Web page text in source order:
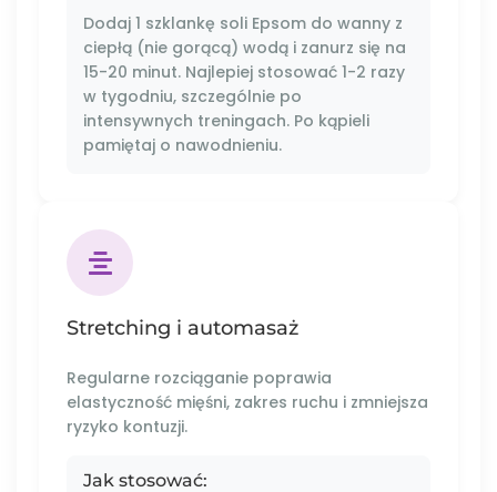
Dodaj 1 szklankę soli Epsom do wanny z
ciepłą (nie gorącą) wodą i zanurz się na
15-20 minut. Najlepiej stosować 1-2 razy
w tygodniu, szczególnie po
intensywnych treningach. Po kąpieli
pamiętaj o nawodnieniu.
Stretching i automasaż
Regularne rozciąganie poprawia
elastyczność mięśni, zakres ruchu i zmniejsza
ryzyko kontuzji.
Jak stosować: